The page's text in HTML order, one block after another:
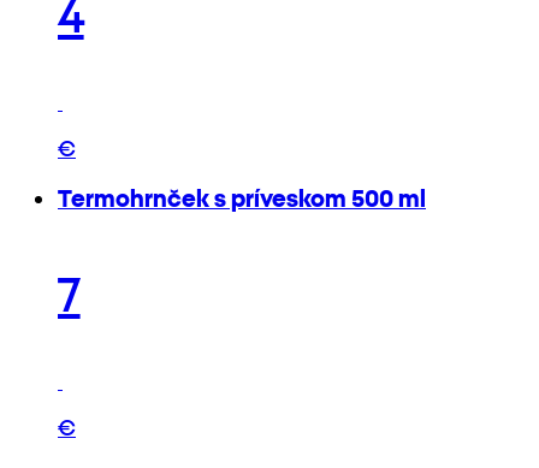
€
Termohrnček s príveskom 500 ml
7
€